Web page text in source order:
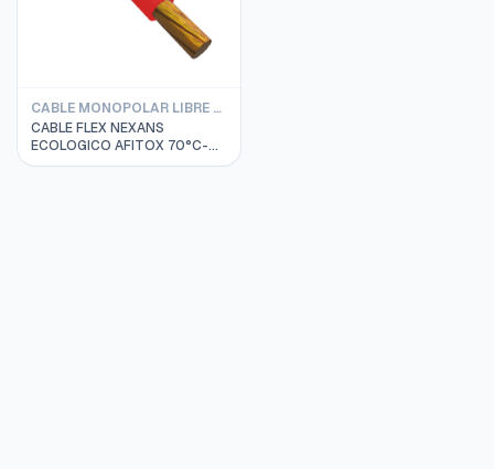
CABLE MONOPOLAR LIBRE DE HALOGENO AFITOX 750V 70°C
CABLE FLEX NEXANS
ECOLOGICO AFITOX 70°C-
750V 1 X 4 MM2 ROJO